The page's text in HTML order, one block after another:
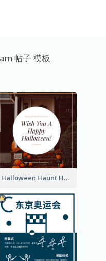
帖子 模板
Halloween Haunt House Instagram Post